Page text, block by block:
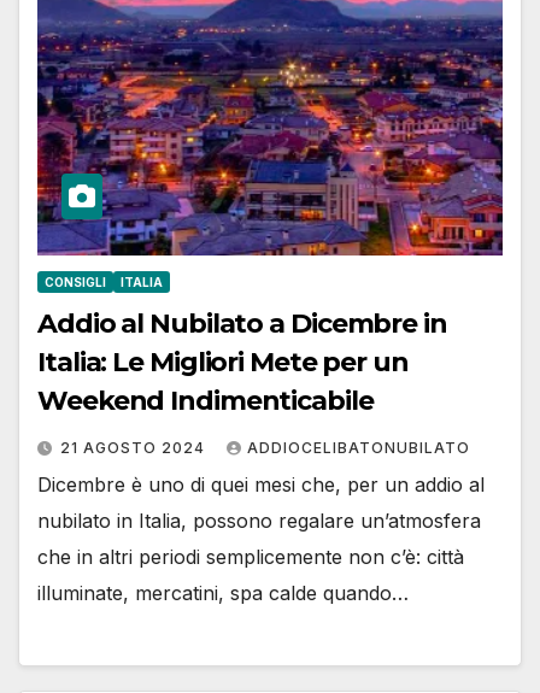
CONSIGLI ITALIA
Addio al Nubilato a Dicembre in
Italia: Le Migliori Mete per un
Weekend Indimenticabile
21 AGOSTO 2024 ADDIOCELIBATONUBILATO
Dicembre è uno di quei mesi che, per un addio al
nubilato in Italia, possono regalare un’atmosfera
che in altri periodi semplicemente non c’è: città
illuminate, mercatini, spa calde quando…